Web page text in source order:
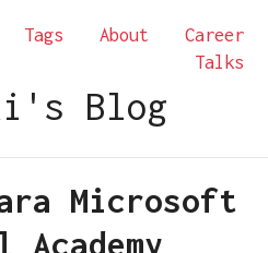
Tags About
Career
Talks
Blog
Microsoft